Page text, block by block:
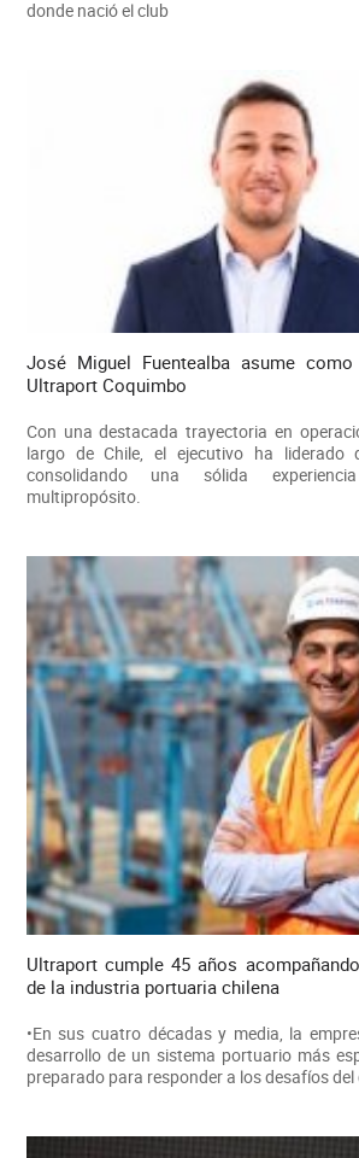
donde nació el club
José Miguel Fuentealba asume
Ultraport Coquimbo
Con una destacada trayectoria en
largo de Chile, el ejecutivo ha liderado
consolidando una sólida
multipropósito.
Ultraport cumple 45 años
de la industria portuaria chilena
•En sus cuatro décadas y media, la
desarrollo de un sistema portuario más
preparado para responder a los desafíos del